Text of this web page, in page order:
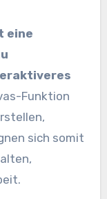
eine
Funktion
sich somit